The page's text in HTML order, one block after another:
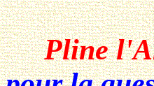
Pline